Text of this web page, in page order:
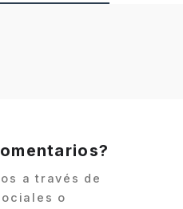
a través de
o